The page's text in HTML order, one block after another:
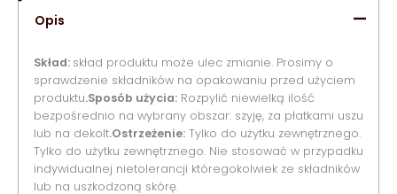
Opis
Skład: skład produktu może ulec zmianie. Prosimy o
sprawdzenie składników na opakowaniu przed użyciem
produktu.Sposób użycia:Rozpylić niewielką ilość
bezpośrednio na wybrany obszar: szyję, za płatkami uszu
lub na dekolt.Ostrzeżenie:Tylko do użytku zewnętrznego.
Tylko do użytku zewnętrznego. Nie stosować w przypadku
indywidualnej nietolerancji któregokolwiek ze składników
lub na uszkodzoną skórę.